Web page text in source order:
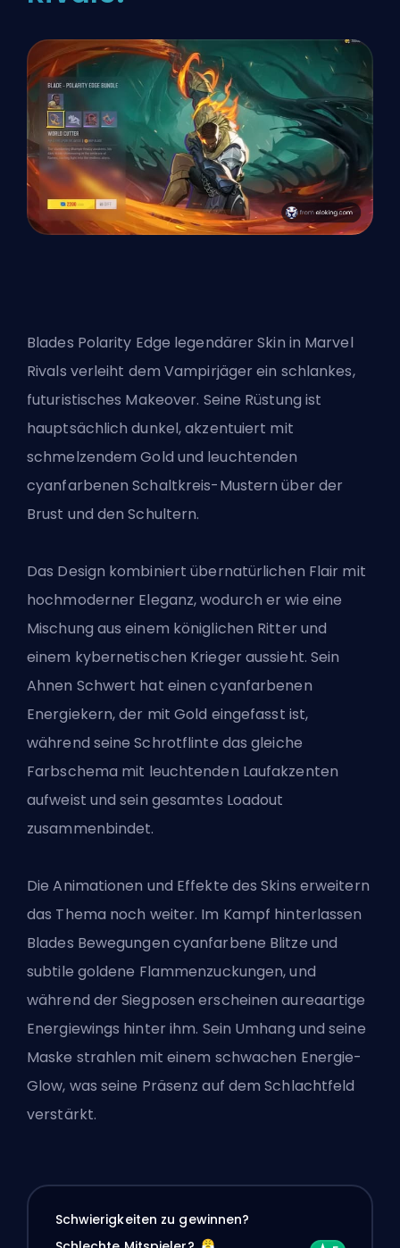
Blades Polarity Edge legendärer Skin in Marvel
Rivals verleiht dem Vampirjäger ein schlankes,
futuristisches Makeover. Seine Rüstung ist
hauptsächlich dunkel, akzentuiert mit
schmelzendem Gold und leuchtenden
cyanfarbenen Schaltkreis-Mustern über der
Brust und den Schultern.
Das Design kombiniert übernatürlichen Flair mit
hochmoderner Eleganz, wodurch er wie eine
Mischung aus einem königlichen Ritter und
einem kybernetischen Krieger aussieht. Sein
Ahnen Schwert hat einen cyanfarbenen
Energiekern, der mit Gold eingefasst ist,
während seine Schrotflinte das gleiche
Farbschema mit leuchtenden Laufakzenten
aufweist und sein gesamtes Loadout
zusammenbindet.
Die Animationen und Effekte des Skins erweitern
das Thema noch weiter. Im Kampf hinterlassen
Blades Bewegungen cyanfarbene Blitze und
subtile goldene Flammenzuckungen, und
während der Siegposen erscheinen aureaartige
Energiewings hinter ihm. Sein Umhang und seine
Maske strahlen mit einem schwachen Energie-
Glow, was seine Präsenz auf dem Schlachtfeld
verstärkt.
Schwierigkeiten zu gewinnen?